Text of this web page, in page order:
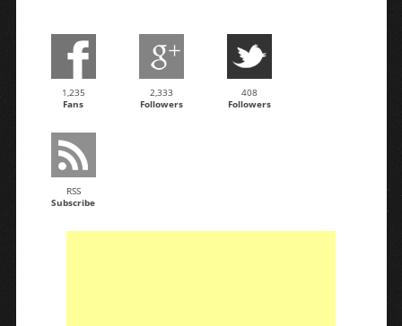
1,235
Fans
2,333
Followers
408
Followers
RSS
Subscribe